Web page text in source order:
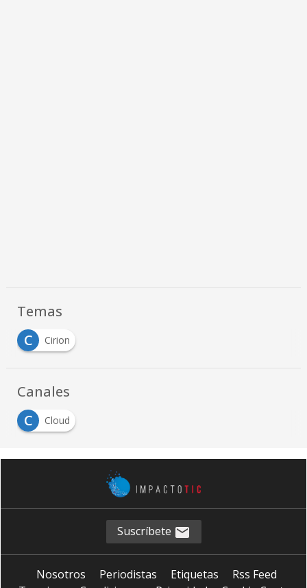
Temas
C
Cirion
Canales
C
Cloud
Suscríbete
Nosotros Periodistas Etiquetas
Rss Feed